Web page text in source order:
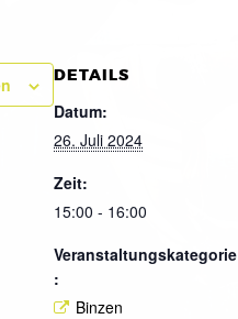
DETAILS
Datum:
26. Juli 2024
Zeit:
15:00 - 16:00
Veranstaltungskategorie
:
Binzen